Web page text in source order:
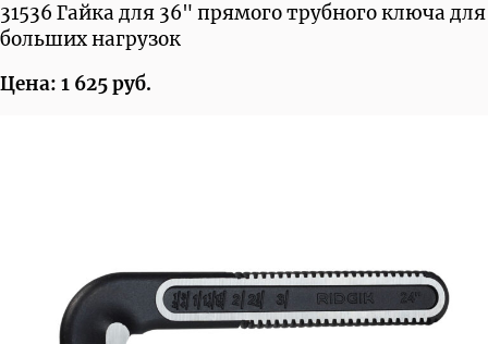
31536 Гайка для 36" прямого трубного ключа для
больших нагрузок
Цена: 1 625 руб.